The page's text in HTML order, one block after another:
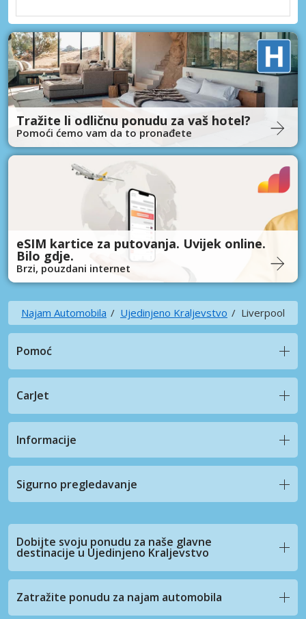
Tražite li odličnu ponudu za vaš hotel?
Pomoći ćemo vam da to pronađete
eSIM kartice za putovanja. Uvijek online.
Bilo gdje.
Brzi, pouzdani internet
Najam Automobila Ujedinjeno Kraljevstvo Liverpool
Pomoć
CarJet
Informacije
Sigurno pregledavanje
Dobijte svoju ponudu za naše glavne
destinacije u Ujedinjeno Kraljevstvo
Zatražite ponudu za najam automobila